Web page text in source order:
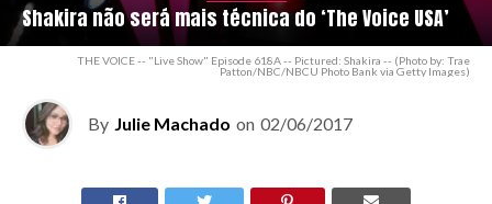
Shakira não será mais técnica do ‘The Voice USA’
THE VOICE -- "Live Show" Episode 618A -- Pictured: Shakira -- (Photo by: Trae
Patton/NBC/NBCU Photo Bank via Getty Images)
By Julie Machado on 02/06/2017